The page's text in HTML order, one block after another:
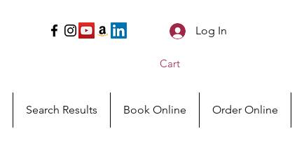
Log In
Cart
Search Results Book Online Order Online